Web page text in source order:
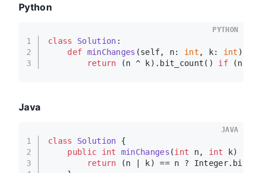
Python
1
2
3
class Solution :
def minChanges (self, n: int , k: int ) ->
return (n ^ k).bit_count() if (n |
PYTHON
Java
1
2
3
class Solution {
public
int minChanges (int n, int k)
return (n | k) == n ?
JAVA